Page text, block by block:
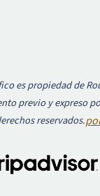
es propiedad de
previo y expreso
reservados.